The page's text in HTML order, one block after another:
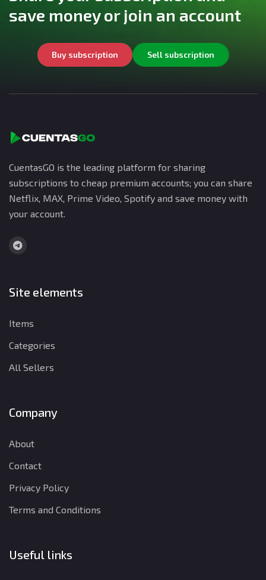
save money or join an account
Buy subscription Sell subscription
CuentasGO is the leading platform for sharing
subscriptions to cheap premium accounts; you can share
Netflix, MAX, Prime Video, Spotify and save money with
your account.
Site elements
Items
Categories
All Sellers
Company
About
Contact
Privacy Policy
Terms and Conditions
Useful links